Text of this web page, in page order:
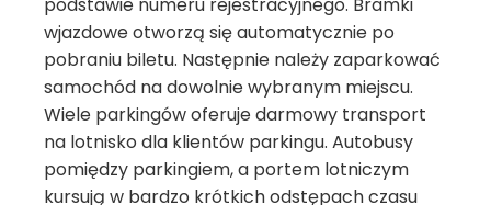
podstawie numeru rejestracyjnego. Bramki
wjazdowe otworzą się automatycznie po
pobraniu biletu. Następnie należy zaparkować
samochód na dowolnie wybranym miejscu.
Wiele parkingów oferuje darmowy transport
na lotnisko dla klientów parkingu. Autobusy
pomiędzy parkingiem, a portem lotniczym
kursują w bardzo krótkich odstępach czasu